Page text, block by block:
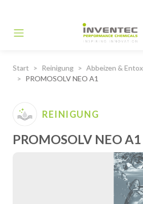
Main Navigation
Start Reinigung
Abbeizen &
PROMOSOLV NEO A1
REINIGUNG
PROMOSOLV NEO A1